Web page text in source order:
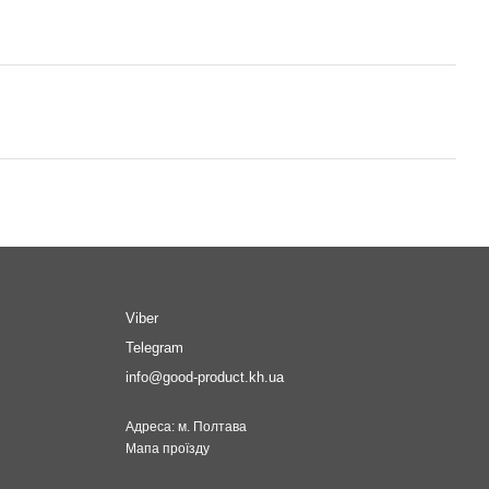
Viber
Telegram
info@good-product.kh.ua
Адреса: м. Полтава
Мапа проїзду